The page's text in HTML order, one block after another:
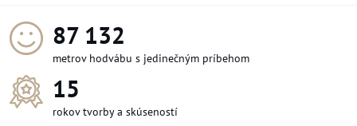
97 944
metrov hodvábu s jedinečným príbehom
15
rokov tvorby a skúseností